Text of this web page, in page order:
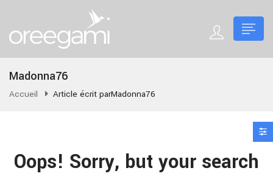
Madonna76
Accueil Article écrit parMadonna76
Oops! Sorry, but your search